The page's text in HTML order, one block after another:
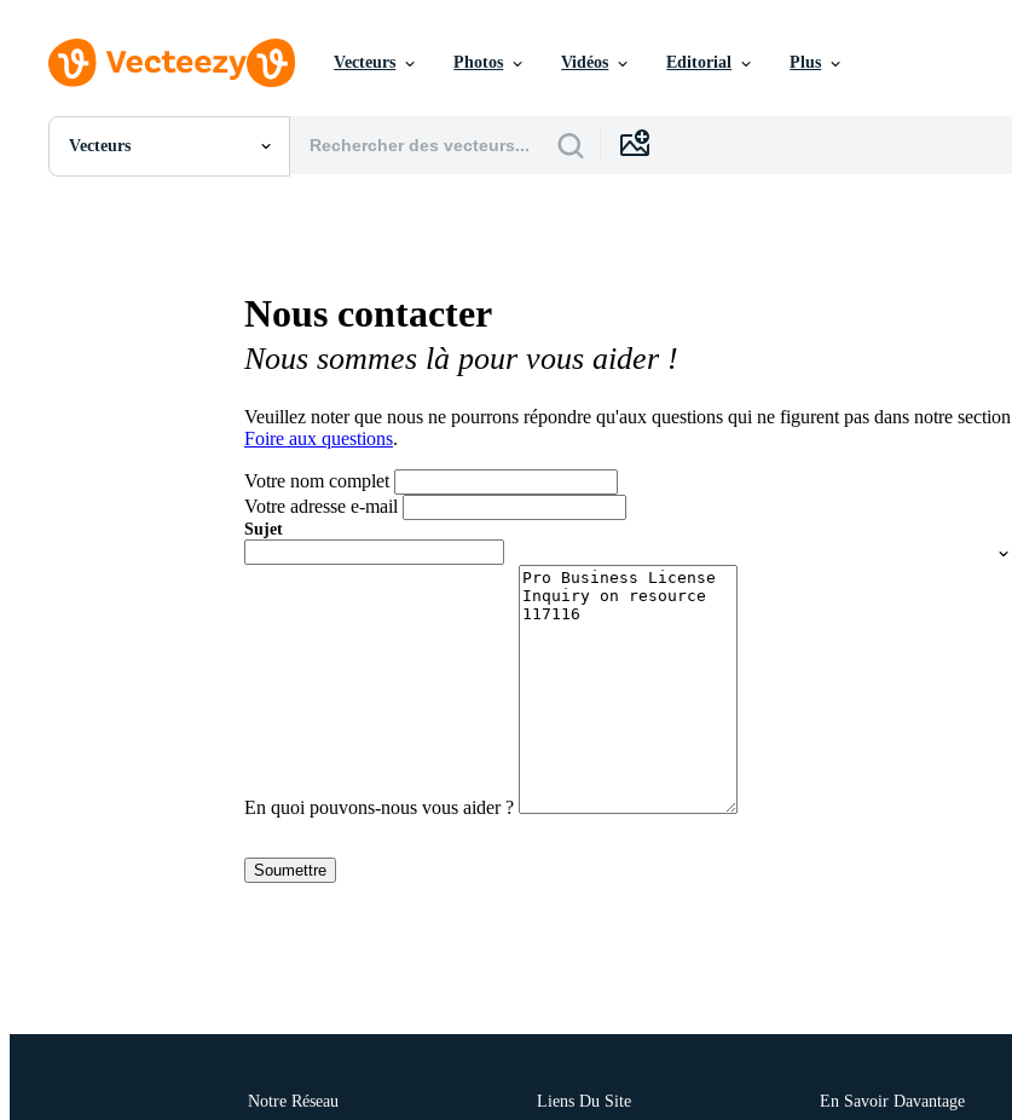
Vecteurs Photos Vidéos Editorial Plus
Vecteurs
Toutes Images
Événements Éditoriaux
Nous contacter
Nous sommes là pour vous aider !
Veuillez noter que nous ne pourrons répondre qu'aux questions qui ne figurent pas dans notre section
Foire aux questions.
Votre nom complet
Votre adresse e-mail
Sujet
En quoi pouvons-nous vous aider ?
Soumettre
Notre Réseau Liens Du Site En Savoir Davantage